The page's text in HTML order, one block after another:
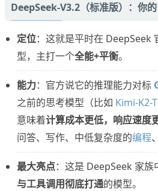
DeepSeek-V3.2（标准版）：你
定位：这就是平时在 DeepSeek
型，主打一个全能+平衡。
能力：官方说它的推理能力对标
之前的思考模型（比如 Kimi-K2-
意味着计算成本更低，响应速度
问答、写作、中低复杂度的编程
最大亮点：这是 DeepSeek 家族
与工具调用彻底打通的模型。